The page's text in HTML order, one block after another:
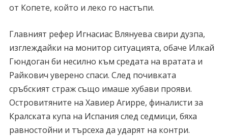
от Копете, който и леко го настъпи.
Главният рефер Игнасиас Влянуева свири дузпа,
изглеждайки на монитор ситуацията, обаче Илкай
Гюндоган би несилно към средата на вратата и
Райкович уверено спаси. След почивката
сръбският страж също имаше хубави прояви.
Островитяните на Хавиер Агирре, финалисти за
Кралската купа на Испания след седмици, бяха
равностойни и търсеха да ударят на контри.